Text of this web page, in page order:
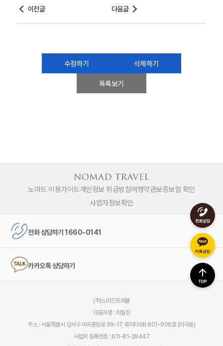
이전글 다음글
수정하기
삭제하기
목록보기
노마드 이용가이드개인정보 취급방침여행약관보증보험 확인
사업자정보확인
전화 상담하기 1660-0141
카카오톡 상담하기
(주)노마드트래블
대표자명 : 최월진
주소 : 서울특별시 강서구 마곡중앙로 59-17, 류마타워Ⅱ 901~906호 (마곡동)
사업자 등록번호 : 611-81-28447